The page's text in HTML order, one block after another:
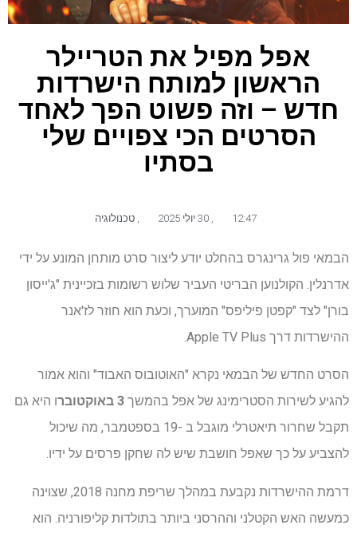
אפל מפיל את הטריילר
הראשון למותח הישרדות
חדש – וזה פשוט הפך לאחד
הסרטים הכי צפויים שלי
בסתיו
12:47 30 יולי 2025 טכנולוגיה
הבמאי פול גרינגרס בהחלט יודע ליצור סרט מותחן המונע על ידי
אדרנלין. הקולנוען הבריטי העביר שלוש רשומות בזכיינית "ג'ייסון
בורן" לצד "קפטן פיליפס" המוערך, וכעת הוא חוזר לז'אנר
ההישרדות דרך Apple TV Plus.
הסרט החדש של הבמאי נקרא "האוטובוס האבוד" והוא אמור
להגיע לשירות הסטרימינג של אפל בהמשך 3 באוקטובר
ו היא גם
תקבל שחרור תיאטרלי מוגבל ב -19 בספטמבר, מה שיכול
להצביע על כך שאפל חושבת שיש לה שחקן פרסים על ידיו.
דרמת ההישרדות נקבעת במהלך שריפת מחנה 2018, שצוינה
כמעשה האש הקטלני וההרסני ביותר בתולדות קליפורניה. הוא